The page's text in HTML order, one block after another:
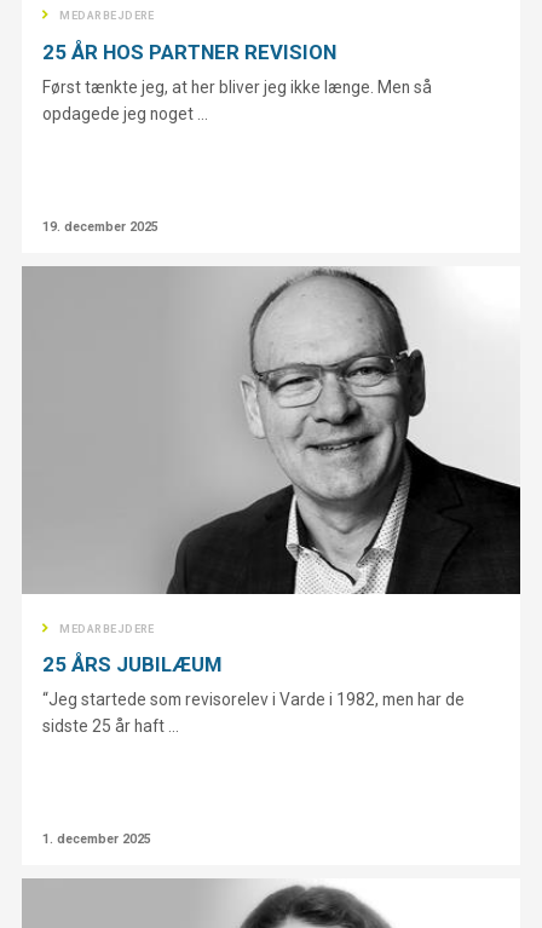
MEDARBEJDERE
25 ÅR HOS PARTNER REVISION
Først tænkte jeg, at her bliver jeg ikke længe. Men så
opdagede jeg noget ...
19. december 2025
MEDARBEJDERE
25 ÅRS JUBILÆUM
“Jeg startede som revisorelev i Varde i 1982, men har de
sidste 25 år haft ...
1. december 2025